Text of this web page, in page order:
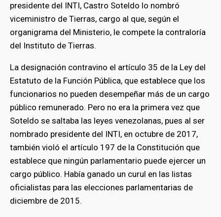
presidente del INTI, Castro Soteldo lo nombró
viceministro de Tierras, cargo al que, según el
organigrama del Ministerio, le compete la contraloría
del Instituto de Tierras.
La designación contravino el artículo 35 de la Ley del
Estatuto de la Función Pública, que establece que los
funcionarios no pueden desempeñar más de un cargo
público remunerado. Pero no era la primera vez que
Soteldo se saltaba las leyes venezolanas, pues al ser
nombrado presidente del INTI, en octubre de 2017,
también violó el artículo 197 de la Constitución que
establece que ningún parlamentario puede ejercer un
cargo público. Había ganado un curul en las listas
oficialistas para las elecciones parlamentarias de
diciembre de 2015.